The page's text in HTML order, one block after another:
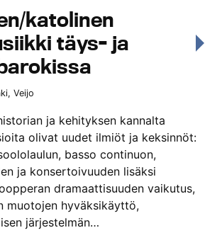
katolinen
täys- ja
Veijo
ja kehityksen kannalta
olivat uudet ilmiöt ja keksinnöt:
basso continuon,
ja konsertoivuuden lisäksi
dramaattisuuden vaikutus,
muotojen hyväksikäyttö,
järjestelmän…